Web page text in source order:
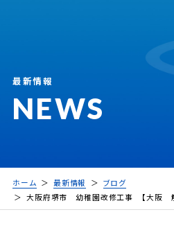
NEWS
最新情報
ホーム 最新情報
ブログ
大阪府堺市 幼稚園改修工事 【大阪